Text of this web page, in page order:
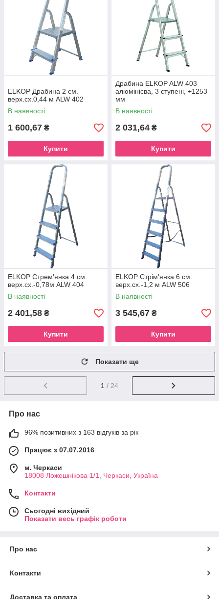
ELKOP Драбина 2 см.
верх.сх.0,44 м ALW 402
В наявності
1 600,67 ₴
Купити
Драбина ELKOP ALW 403
алюмінієва, 3 ступені, +1253
мм
В наявності
2 031,64 ₴
Купити
ELKOP Стрем'янка 4 см.
верх.сх.-0,78м ALW 404
В наявності
2 401,58 ₴
Купити
ELKOP Стрім'янка 6 см.
верх.сх.-1,2 м ALW 506
В наявності
3 545,67 ₴
Купити
Показати ще
1 / 24
Про нас
96% позитивних з 163 відгуків за рік
Працює з 07.07.2016
м. Черкаси
18008 Ложешнікова 1/1, Черкаси, Україна
Контакти
Сьогодні вихідний
Показати весь графік роботи
Про нас
Контакти
Доставка та оплата